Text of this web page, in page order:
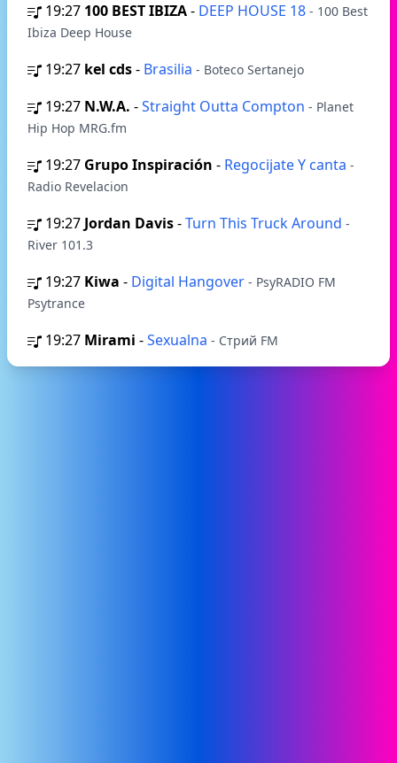
19:27 100 BEST IBIZA- DEEP HOUSE 18 - 100 Best
Ibiza Deep House
19:27 kel cds- Brasilia - Boteco Sertanejo
19:27 N.W.A. -Straight Outta Compton - Planet
Hip Hop MRG.fm
19:27 Grupo Inspiración - Regocijate Y canta -
Radio Revelacion
19:27 Jordan Davis-Turn This Truck Around -
River 101.3
19:27 Kiwa - Digital Hangover - PsyRADIO FM
Psytrance
19:27 Mirami -Sexualna - Стрий FM